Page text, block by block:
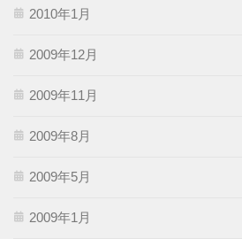
2010年1月
2009年12月
2009年11月
2009年8月
2009年5月
2009年1月